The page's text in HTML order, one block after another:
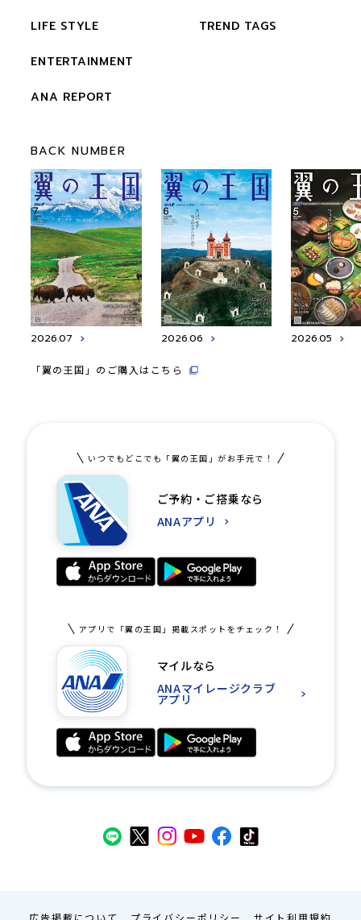
LIFE STYLE
ENTERTAINMENT
ANA REPORT
TREND TAGS
BACK NUMBER
2026.07 2026.06 2026.05
「翼の王国」のご購入はこちら
いつでもどこでも「翼の王国」がお手元で！
ご予約・ご搭乗なら
ANAアプリ
アプリで「翼の王国」掲載スポットをチェック！
マイルなら
ANAマイレージクラブ
アプリ
広告掲載について プライバシーポリシー サイト利用規約